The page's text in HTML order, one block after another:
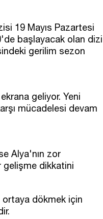
19 Mayıs Pazartesi
başlayacak olan dizi
gerilim sezon
geliyor. Yeni
mücadelesi devam
Alya'nın zor
gelişme dikkatini
ortaya dökmek için